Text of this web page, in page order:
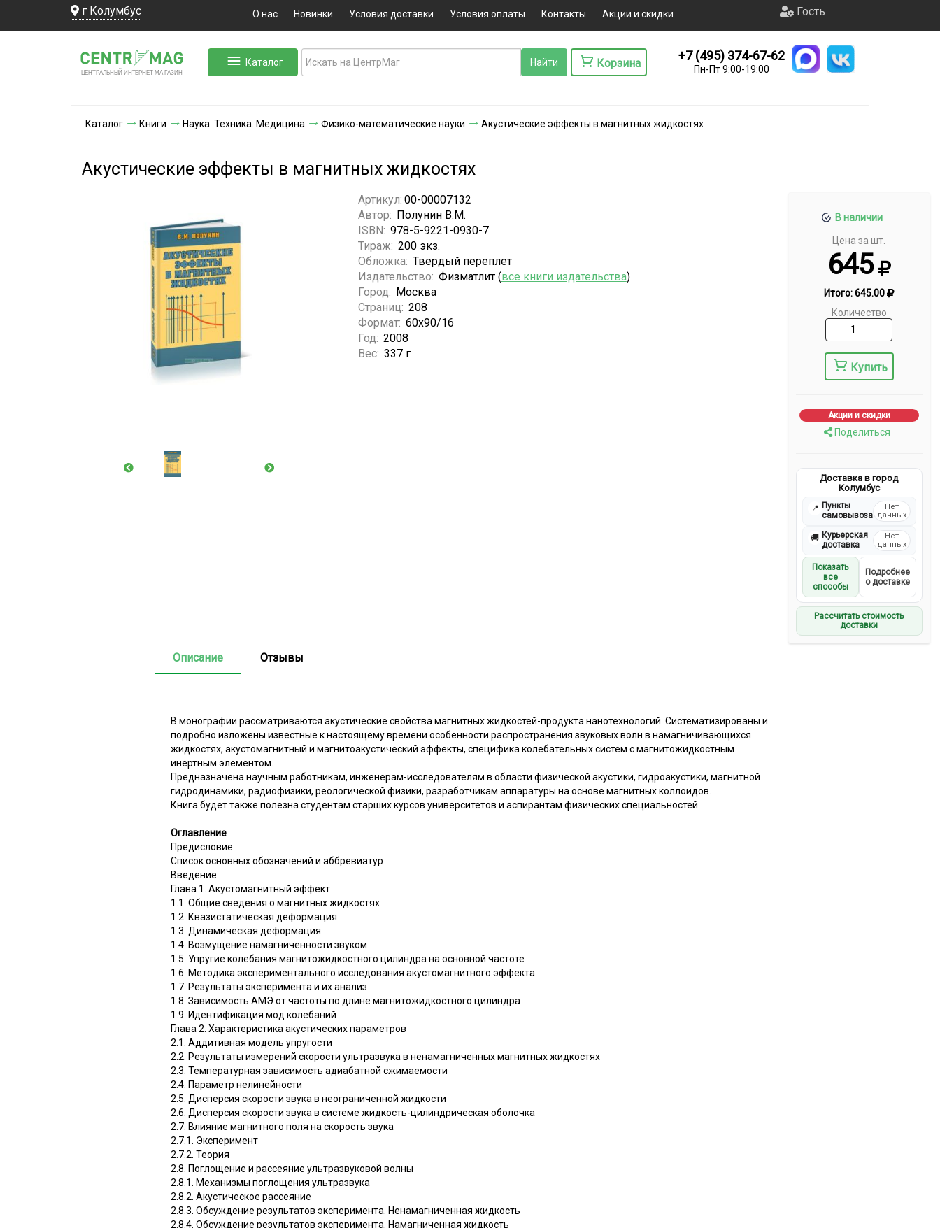
г Колумбус О нас Новинки Условия доставки Условия оплаты Контакты Акции и скидки Гость
ЦЕНТРАЛЬНЫЙ ИНТЕРНЕТ-МА ГАЗИН
Каталог Корзина
+7 (495) 374-67-62
Пн-Пт 9:00-19:00
Каталог Книги Наука. Техника. Медицина Физико-математические науки Акустические эффекты в магнитных жидкостях
Акустические эффекты в магнитных жидкостях
В наличии
Цена за шт.
645
Итого:645.00
Количество
Купить
Акции и скидки
Поделиться
Доставка в город
Колумбус
📍 Пункты
самовывоза
Нет
данных
🚚 Курьерская
доставка
Нет
данных
Показать
все
способы
Подробнее
о доставке
Рассчитать стоимость
доставки
Артикул: 00-00007132
Автор: Полунин В.М.
ISBN: 978-5-9221-0930-7
Тираж: 200 экз.
Обложка: Твердый переплет
Издательство: Физматлит (все книги издательства)
Город: Москва
Страниц: 208
Формат: 60х90/16
Год: 2008
Вес: 337 г
Описание Отзывы
В монографии рассматриваются акустические свойства магнитных жидкостей-продукта нанотехнологий. Систематизированы и
подробно изложены известные к настоящему времени особенности распространения звуковых волн в намагничивающихся
жидкостях, акустомагнитный и магнитоакустический эффекты, специфика колебательных систем с магнитожидкостным
инертным элементом.
Предназначена научным работникам, инженерам-исследователям в области физической акустики, гидроакустики, магнитной
гидродинамики, радиофизики, реологической физики, разработчикам аппаратуры на основе магнитных коллоидов.
Книга будет также полезна студентам старших курсов университетов и аспирантам физических специальностей.
Оглавление
Предисловие
Список основных обозначений и аббревиатур
Введение
Глава 1. Акустомагнитный эффект
1.1. Общие сведения о магнитных жидкостях
1.2. Квазистатическая деформация
1.3. Динамическая деформация
1.4. Возмущение намагниченности звуком
1.5. Упругие колебания магнитожидкостного цилиндра на основной частоте
1.6. Методика экспериментального исследования акустомагнитного эффекта
1.7. Результаты эксперимента и их анализ
1.8. Зависимость АМЭ от частоты по длине магнитожидкостного цилиндра
1.9. Идентификация мод колебаний
Глава 2. Характеристика акустических параметров
2.1. Аддитивная модель упругости
2.2. Результаты измерений скорости ультразвука в ненамагниченных магнитных жидкостях
2.3. Температурная зависимость адиабатной сжимаемости
2.4. Параметр нелинейности
2.5. Дисперсия скорости звука в неограниченной жидкости
2.6. Дисперсия скорости звука в системе жидкость-цилиндрическая оболочка
2.7. Влияние магнитного поля на скорость звука
2.7.1. Эксперимент
2.7.2. Теория
2.8. Поглощение и рассеяние ультразвуковой волны
2.8.1. Механизмы поглощения ультразвука
2.8.2. Акустическое рассеяние
2.8.3. Обсуждение результатов эксперимента. Ненамагниченная жидкость
2.8.4. Обсуждение результатов эксперимента. Намагниченная жидкость